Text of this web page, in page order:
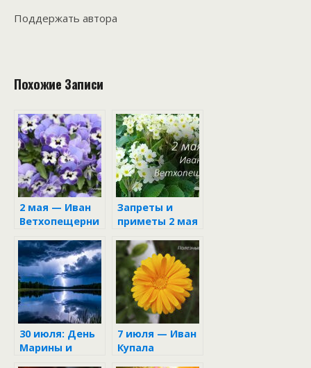
Поддержать автора
Похожие Записи
2 мая — Иван
Ветхопещерни
Запреты и
приметы 2 мая
30 июля: День
Марины и
7 июля — Иван
Купала